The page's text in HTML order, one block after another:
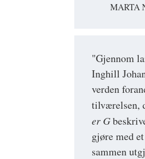
MARTA
"Gjennom
Inghill
verden
tilværelsen,
er G
gjøre med
sammen